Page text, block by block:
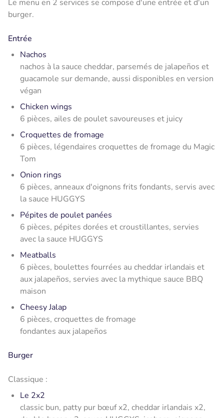
Le menu en 2 services se compose d'une entrée et d'un
burger.
Entrée
Nachos
nachos à la sauce cheddar, parsemés de jalapeños et
guacamole sur demande, aussi disponibles en version
végan
Chicken wings
6 pièces, ailes de poulet savoureuses et juicy
Croquettes de fromage
6 pièces, légendaires croquettes de fromage du Magic
Tom
Onion rings
6 pièces, anneaux d'oignons frits fondants, servis avec
la sauce HUGGYS
Pépites de poulet panées
6 pièces, pépites dorées et croustillantes, servies
avec la sauce HUGGYS
Meatballs
6 pièces, boulettes fourrées au cheddar irlandais et
aux jalapeños, servies avec la mythique sauce BBQ
maison
Cheesy Jalap
6 pièces, croquettes de fromage
fondantes aux jalapeños
Burger
Classique :
Le 2x2
classic bun, patty pur bœuf x2, cheddar irlandais x2,